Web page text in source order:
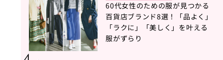
60代女性のための服が見つかる
百貨店ブランド8選！「品よく」
「ラクに」「美しく」を叶える
服がずらり